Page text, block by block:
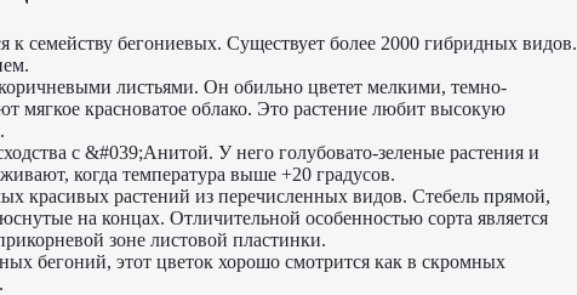
к семейству бегониевых. Существует более 2000 гибридных видов.
листьями. Он обильно цветет мелкими, темно-
мягкое красноватое облако. Это растение любит высокую
с &#039;Анитой. У него голубовато-зеленые растения и
когда температура выше +20 градусов.
красивых растений из перечисленных видов. Стебель прямой,
на концах. Отличительной особенностью сорта является
зоне листовой пластинки.
бегоний, этот цветок хорошо смотрится как в скромных